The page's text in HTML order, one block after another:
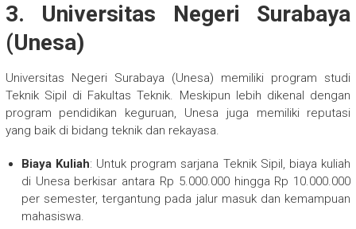
3. Universitas Negeri Surabaya
(Unesa)
Universitas Negeri Surabaya (Unesa) memiliki program studi
Teknik Sipil di Fakultas Teknik. Meskipun lebih dikenal dengan
program pendidikan keguruan, Unesa juga memiliki reputasi
yang baik di bidang teknik dan rekayasa.
Biaya Kuliah: Untuk program sarjana Teknik Sipil, biaya kuliah
di Unesa berkisar antara Rp 5.000.000 hingga Rp 10.000.000
per semester, tergantung pada jalur masuk dan kemampuan
mahasiswa.